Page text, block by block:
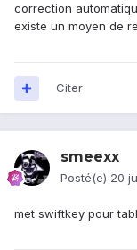
correction
existe un moyen de
Citer
smeexx
Posté(e) 20
met swiftkey pour